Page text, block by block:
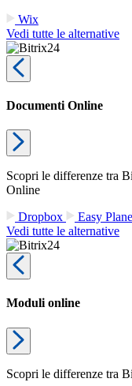
Wix
Vedi tutte le alternative
Documenti Online
Scopri le differenze tra
Online
Dropbox
Easy
Vedi tutte le alternative
Moduli online
Scopri le differenze tra